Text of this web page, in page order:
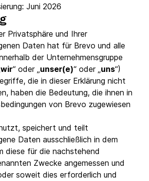
Juni 2026
Privatsphäre und Ihrer
Daten hat für Brevo und alle
der Unternehmensgruppe
wir“ oder „unser(e)“ oder „uns“)
die in dieser Erklärung nicht
haben die Bedeutung, die ihnen in
von Brevo zugewiesen
speichert und teilt
Daten ausschließlich in dem
diese für die nachstehend
Zwecke angemessen und
soweit dies erforderlich und